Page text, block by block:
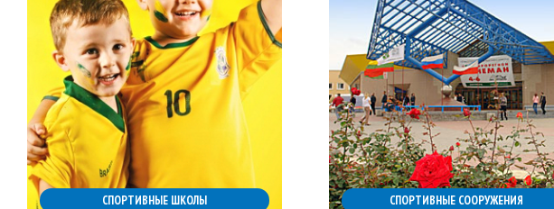
СПОРТИВНЫЕ ШКОЛЫ СПОРТИВНЫЕ СООРУЖЕНИЯ